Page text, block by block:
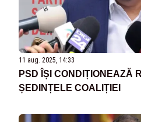
11 aug. 2025, 14:33
PSD ÎȘI CONDIȚIONEAZĂ
ȘEDINȚELE COALIȚIEI